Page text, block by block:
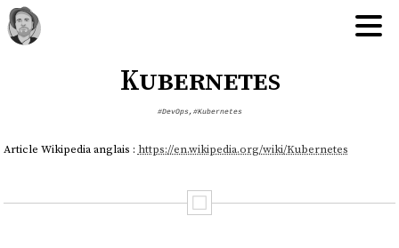
Kubernetes
#DevOps, #Kubernetes
Article Wikipedia anglais : https://en.wikipedia.org/wiki/Kubernetes